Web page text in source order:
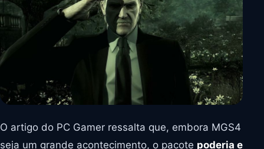
O artigo do PC Gamer ressalta que, embora MGS4
seja um grande acontecimento, o pacote poderia e